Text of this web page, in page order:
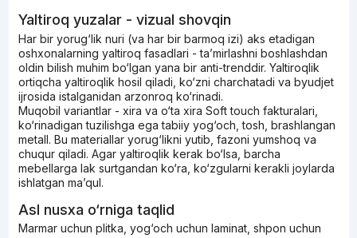
Yaltiroq yuzalar - vizual shovqin
Har bir yorug‘lik nuri (va har bir barmoq izi) aks etadigan
oshxonalarning yaltiroq fasadlari - ta’mirlashni boshlashdan
oldin bilish muhim bo‘lgan yana bir anti-trenddir. Yaltiroqlik
ortiqcha yaltiroqlik hosil qiladi, ko‘zni charchatadi va byudjet
ijrosida istalganidan arzonroq ko‘rinadi.
Muqobil variantlar - xira va o‘ta xira Soft touch fakturalari,
ko‘rinadigan tuzilishga ega tabiiy yog‘och, tosh, brashlangan
metall. Bu materiallar yorug‘likni yutib, fazoni yumshoq va
chuqur qiladi. Agar yaltiroqlik kerak bo‘lsa, barcha
mebellarga lak surtgandan ko‘ra, ko‘zgularni kerakli joylarda
ishlatgan ma’qul.
Asl nusxa o‘rniga taqlid
Marmar uchun plitka, yog‘och uchun laminat, shpon uchun